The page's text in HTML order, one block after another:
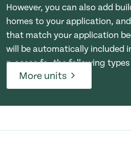
However, you can also add
homes to your application,
that match your application
will be automatically included
process for the following
More units